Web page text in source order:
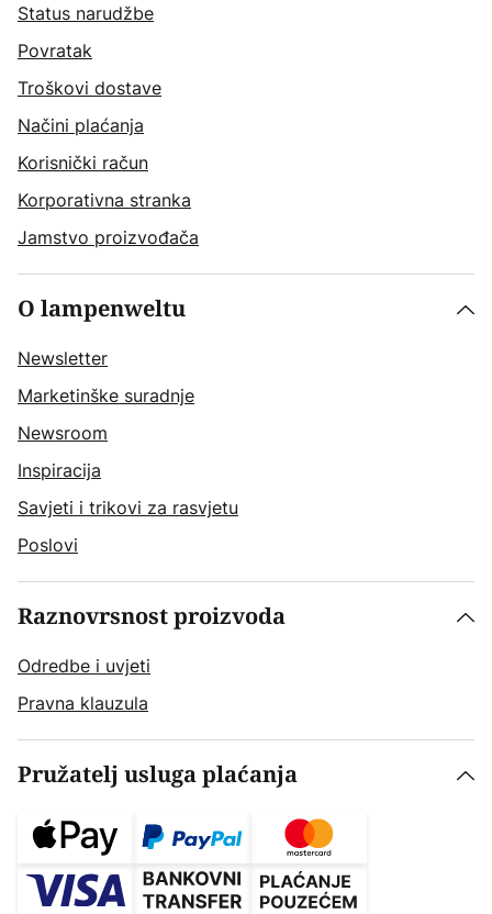
Status narudžbe
Povratak
Troškovi dostave
Načini plaćanja
Korisnički račun
Korporativna stranka
Jamstvo proizvođača
O lampenweltu
Newsletter
Marketinške suradnje
Newsroom
Inspiracija
Savjeti i trikovi za rasvjetu
Poslovi
Raznovrsnost proizvoda
Odredbe i uvjeti
Pravna klauzula
Pružatelj usluga plaćanja